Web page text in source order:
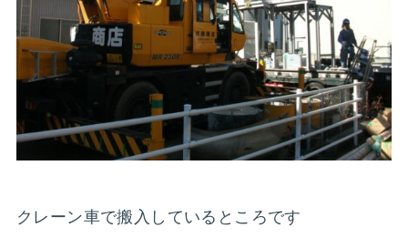
クレーン車で搬入しているところです